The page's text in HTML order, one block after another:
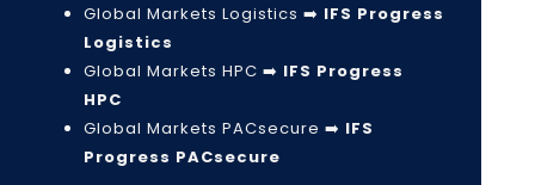
Global Markets Logistics ➡️ IFS Progress
Logistics
Global Markets HPC ➡️ IFS Progress
HPC
Global Markets PACsecure ➡️ IFS
Progress PACsecure